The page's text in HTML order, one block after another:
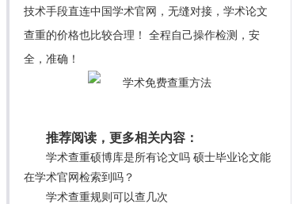
技术手段直连中国学术官网，无缝对接，学术论文
查重的价格也比较合理！ 全程自己操作检测，安
全，准确！
推荐阅读，更多相关内容：
学术查重硕博库是所有论文吗 硕士毕业论文能
在学术官网检索到吗？
学术查重规则可以查几次